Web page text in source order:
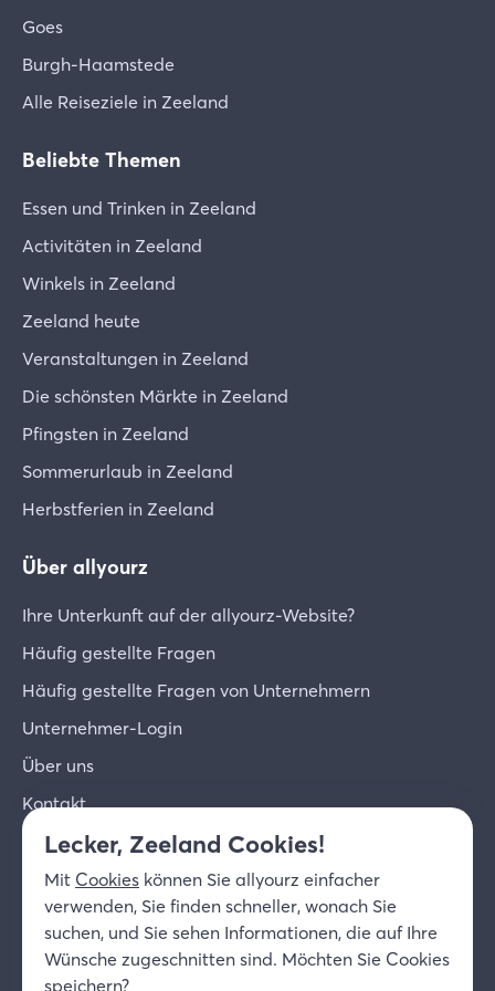
Goes
Burgh-Haamstede
Alle Reiseziele in Zeeland
Beliebte Themen
Essen und Trinken in Zeeland
Activitäten in Zeeland
Winkels in Zeeland
Zeeland heute
Veranstaltungen in Zeeland
Die schönsten Märkte in Zeeland
Pfingsten in Zeeland
Sommerurlaub in Zeeland
Herbstferien in Zeeland
Über allyourz
Ihre Unterkunft auf der allyourz-Website?
Häufig gestellte Fragen
Häufig gestellte Fragen von Unternehmern
Unternehmer-Login
Über uns
Kontakt
© 2026 allyourz b.v.
Datenschutzrichtlinie
Cookies
Haftungsausschluss
DE
Lecker, Zeeland Cookies!
Mit Cookies können Sie allyourz einfacher
verwenden, Sie finden schneller, wonach Sie
suchen, und Sie sehen Informationen, die auf Ihre
Wünsche zugeschnitten sind. Möchten Sie Cookies
speichern?